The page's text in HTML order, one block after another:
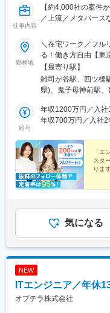
喜駅、武蔵浦和駅
駅、門真市駅、淀屋
西中島南方駅、西
崎駅(東海道本線)、
線)、明石駅、林崎
駅、大宮駅(京都府)
鉄線)、向日町駅、淀
駅(愛知県)、ナゴヤ
大府駅、鶴舞駅、栄
県)、豊橋駅、大曽
千種駅、小牧原駅、
本線)、東名古屋港駅
小牧口駅、常滑駅、
駅、稲沢駅、安城駅
駅、掛川駅、新富士
県)、天神駅、呉服
長野駅、福井駅、
島県)、中電前駅、
佐和駅、研究学園
橋駅、新前橋駅、苫
駅、近鉄四日市駅、
中央駅、彦根駅、
松本駅、新静岡駅
駅、四条駅(京都市営
仕事内容
【約4,000社の案件
／上流／メタバース
勤務地
＼在宅ワーク／フル
る！働き方自由【東
★在宅ワークOK！
外出張ありの案件も
22 目白中野ビル 5階
ャステール■名古屋
ビル■福岡：福岡県
【最寄り駅】
雑司が谷駅、四ツ橋
県)、鬼子母神前駅、
給与
年収1200万円／入
年収700万円／入社
「エ
スタ
ります
●安
●リ
気になる
NEW
ITエンジニア／年休
オプテラ株式会社